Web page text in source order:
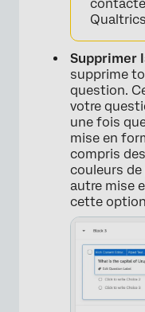
Supprimer
supprime
question.
votre
une fois
mise en
compris
couleurs de
autre mise
cette